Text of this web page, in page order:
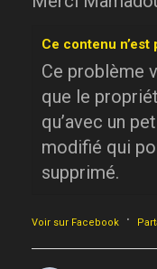
Ce contenu
Ce problème
que le
qu’avec un
modifié qui
supprimé.
Voir sur Facebook ·